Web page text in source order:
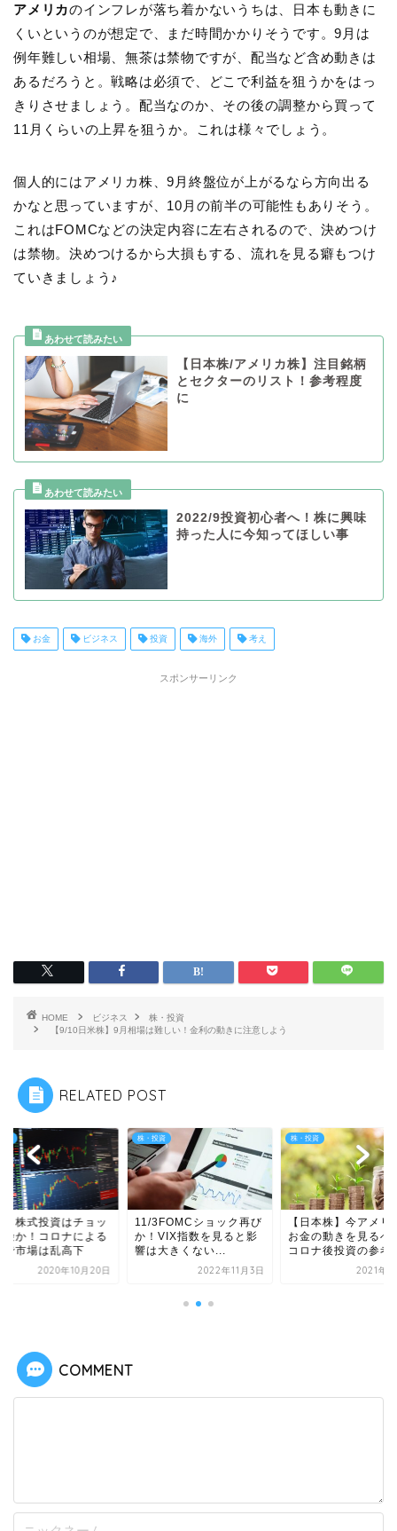
アメリカのインフレが落ち着かないうちは、日本も動きに
くいというのが想定で、まだ時間かかりそうです。9月は
例年難しい相場、無茶は禁物ですが、配当など含め動きは
あるだろうと。戦略は必須で、どこで利益を狙うかをはっ
きりさせましょう。配当なのか、その後の調整から買って
11月くらいの上昇を狙うか。これは様々でしょう。
個人的にはアメリカ株、9月終盤位が上がるなら方向出る
かなと思っていますが、10月の前半の可能性もありそう。
これはFOMCなどの決定内容に左右されるので、決めつけ
は禁物。決めつけるから大損もする、流れを見る癖もつけ
ていきましょう♪
【日本株/アメリカ株】注目銘柄
とセクターのリスト！参考程度
に
2022/9投資初心者へ！株に興味
持った人に今知ってほしい事
お金 ビジネス 投資 海外 考え
スポンサーリンク
HOME ビジネス
株・投資
【9/10日米株】9月相場は難しい！金利の動きに注意しよう
RELATED POST
ら株式投資はチョッ
険か！コロナによる
で市場は乱高下
2020年10月20日
株・投資
11/3FOMCショック再び
か！VIX指数を見ると影
響は大きくない...
2022年11月3日
株・投資
【日本株】今アメリ
お金の動きを見るべ
コロナ後投資の参考
2021年5
COMMENT